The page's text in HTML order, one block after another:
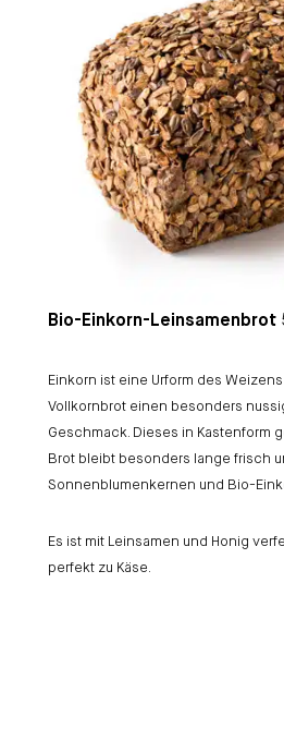
Bio-Einkorn-Leinsamenbrot
Einkorn ist eine Urform des
Vollkornbrot einen besonders
Geschmack. Dieses in Kastenform
Brot bleibt besonders lange frisch
Sonnenblumenkernen und Bio-
Es ist mit Leinsamen und Honig
perfekt zu Käse.